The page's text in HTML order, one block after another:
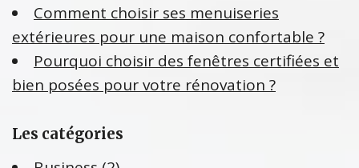
Comment choisir ses menuiseries
extérieures pour une maison confortable ?
Pourquoi choisir des fenêtres certifiées et
bien posées pour votre rénovation ?
Les catégories